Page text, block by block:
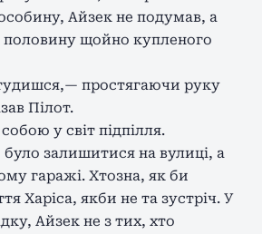
Айзек не подумав, а
половину щойно купленого
простягаючи руку
Пілот.
у світ підпілля.
залишитися на вулиці, а
гаражі. Хтозна, як би
Харіса, якби не та зустріч. У
Айзек не з тих, хто